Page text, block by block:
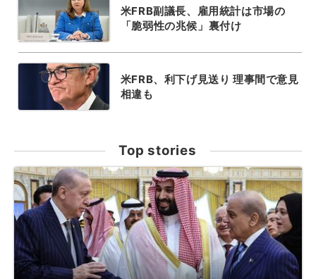
米FRB副議長、雇用統計は市場の
「脆弱性の兆候」裏付け
米FRB、利下げ見送り 理事間で意見
相違も
Top stories